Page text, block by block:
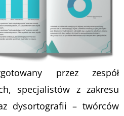
przez zespół
specjalistów z zakresu
dysortografii – twórców